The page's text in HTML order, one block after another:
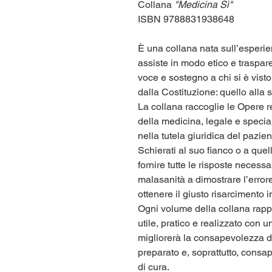
Collana "Medicina Sì"
ISBN 9788831938648
È una collana nata
assiste in modo etico e
voce e sostegno a chi si è
dalla Costituzione: quello alla
La collana raccoglie le Opere
della medicina, legale e
nella tutela giuridica del
Schierati al suo fianco o a
fornire tutte le risposte
malasanità a dimostrare
ottenere il giusto risarcimento
Ogni volume della collana
utile, pratico e realizzato con
migliorerà la consapevolezza
preparato e, soprattutto,
di cura.